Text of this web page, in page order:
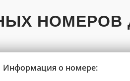
НОМЕРОВ
Информация о номере: